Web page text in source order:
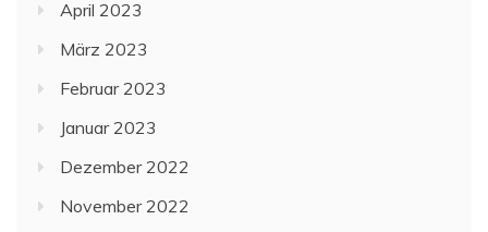
April 2023
März 2023
Februar 2023
Januar 2023
Dezember 2022
November 2022